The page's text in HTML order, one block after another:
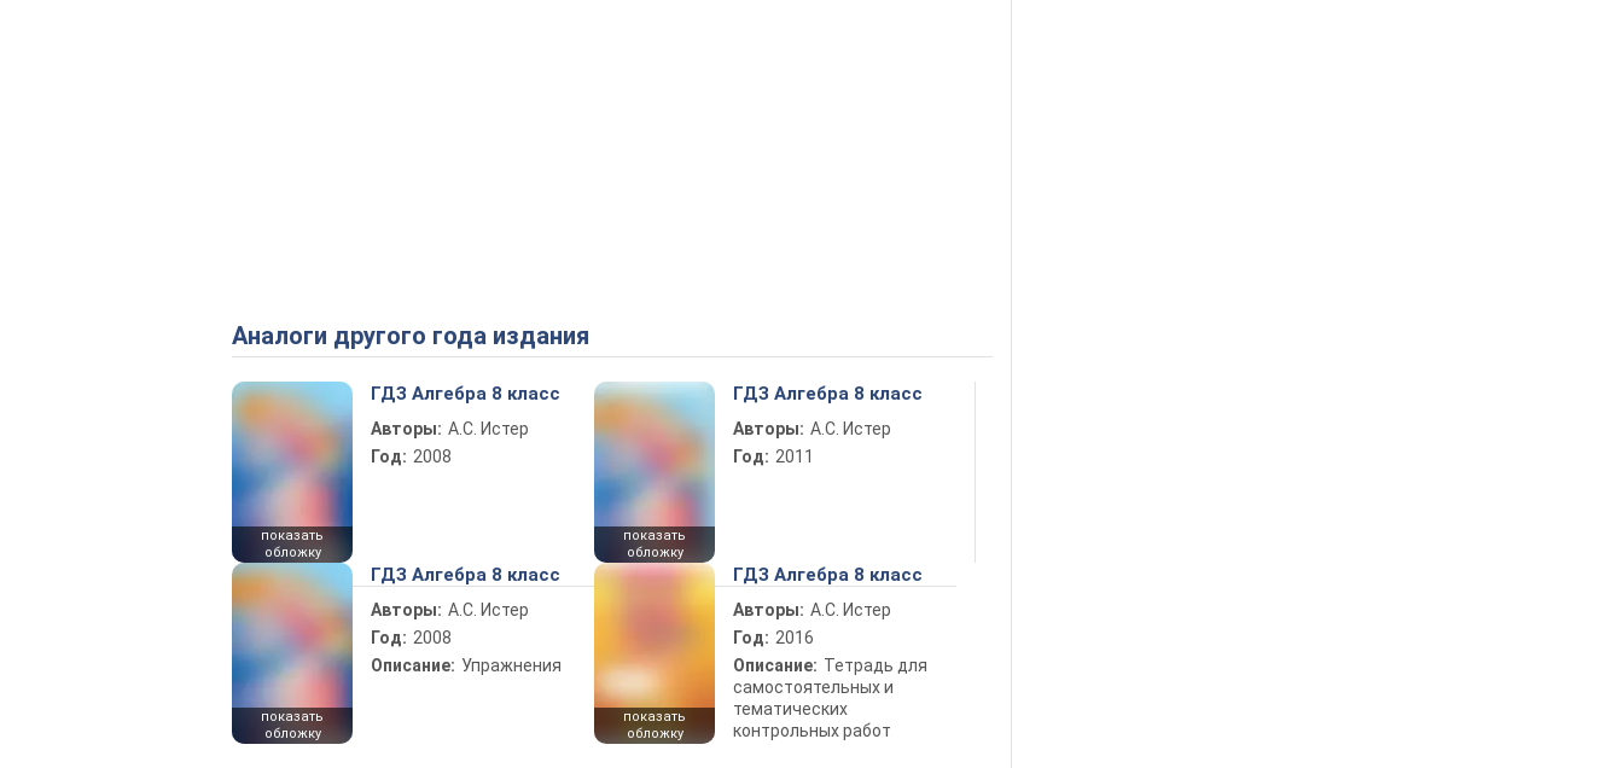
Аналоги другого года издания
показать
обложку
ГДЗ Алгебра 8 класс
Авторы: А.С. Истер
Год: 2008
показать
обложку
ГДЗ Алгебра 8 класс
Авторы: А.С. Истер
Год: 2011
показать
обложку
ГДЗ Алгебра 8 класс
Авторы: А.С. Истер
Год: 2008
Описание: Упражнения
показать
обложку
ГДЗ Алгебра 8 класс
Авторы: А.С. Истер
Год: 2016
Описание: Тетрадь для
самостоятельных и
тематических
контрольных работ